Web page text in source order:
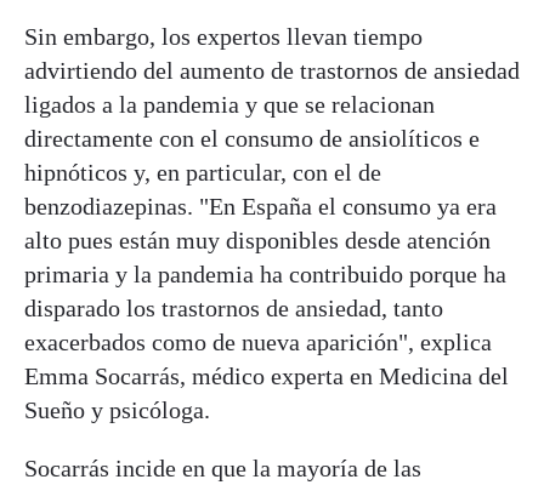
Sin embargo, los expertos llevan tiempo
advirtiendo del aumento de trastornos de ansiedad
ligados a la pandemia y que se relacionan
directamente con el consumo de ansiolíticos e
hipnóticos y, en particular, con el de
benzodiazepinas. "En España el consumo ya era
alto pues están muy disponibles desde atención
primaria y la pandemia ha contribuido porque ha
disparado los trastornos de ansiedad, tanto
exacerbados como de nueva aparición", explica
Emma Socarrás, médico experta en Medicina del
Sueño y psicóloga.
Socarrás incide en que la mayoría de las